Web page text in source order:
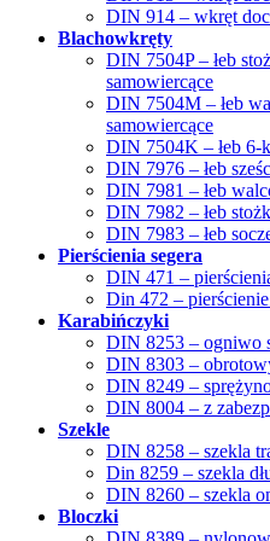
DIN 914 – wkręt
Blachowkręty
DIN 7504P – łeb
samowiercące
DIN 7504M – łeb
samowiercące
DIN 7504K – łeb 6-
DIN 7976 – łeb
DIN 7981 – łeb
DIN 7982 – łeb
DIN 7983 – łeb
Pierścienia segera
DIN 471 –
Din 472 –
Karabińczyki
DIN 8253 – ogniwo
DIN 8303 –
DIN 8249 –
DIN 8004 – z
Szekle
DIN 8258 – szekla
Din 8259 – szekla
DIN 8260 – szekla
Bloczki